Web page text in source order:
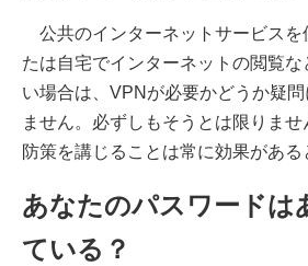
公共のインターネットサービスを
たは自宅でインターネットの閲覧
い場合は、VPNが必要かどうか疑
ません。必ずしもそうとは限りま
防策を講じることは常に効果がある
あなたのパスワードは
ている？